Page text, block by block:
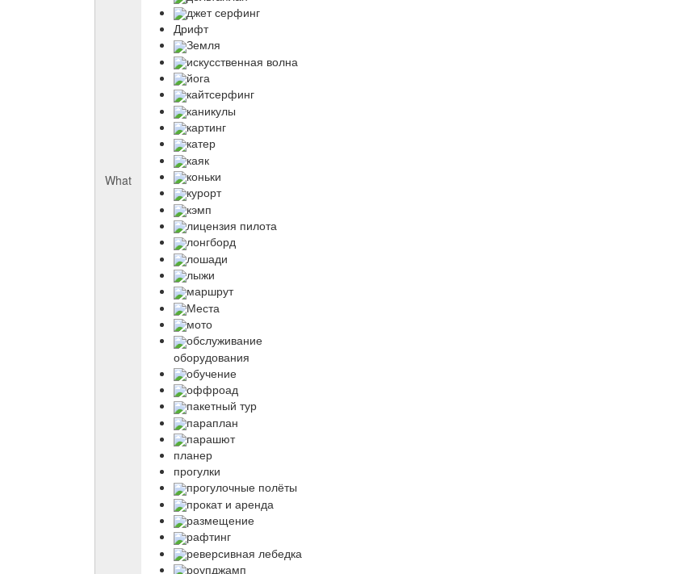
What
джет серфинг
Дрифт
Земля
искусственная волна
йога
кайтсерфинг
каникулы
картинг
катер
каяк
коньки
курорт
кэмп
лицензия пилота
лонгборд
лошади
лыжи
маршрут
Места
мото
обслуживание
оборудования
обучение
оффроад
пакетный тур
параплан
парашют
планер
прогулки
прогулочные полёты
прокат и аренда
размещение
рафтинг
реверсивная лебедка
роупджамп